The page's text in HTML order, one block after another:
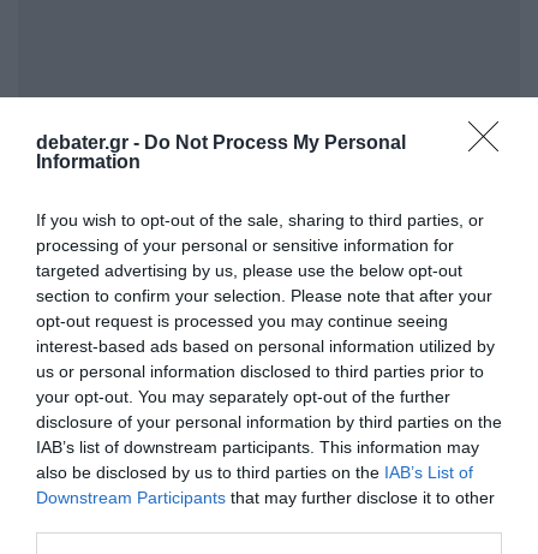
debater.gr - Do Not Process My Personal
Information
If you wish to opt-out of the sale, sharing to third parties, or
processing of your personal or sensitive information for
targeted advertising by us, please use the below opt-out
section to confirm your selection. Please note that after your
opt-out request is processed you may continue seeing
interest-based ads based on personal information utilized by
us or personal information disclosed to third parties prior to
your opt-out. You may separately opt-out of the further
disclosure of your personal information by third parties on the
IAB’s list of downstream participants. This information may
also be disclosed by us to third parties on the IAB’s List of
Downstream Participants that may further disclose it to other
ΣΧΟΛΙΑ